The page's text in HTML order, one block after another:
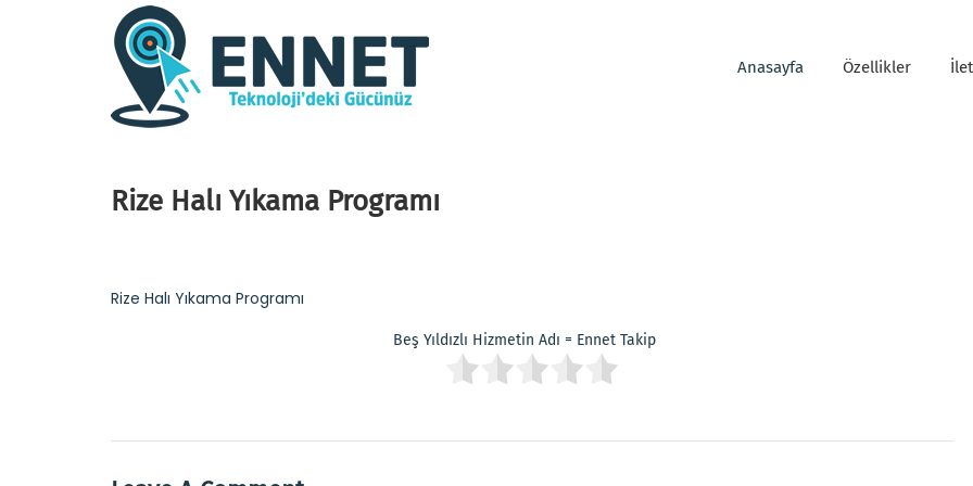
Anasayfa Özellikler
Rize Halı Yıkama Programı
Rize Halı Yıkama Programı
Beş Yıldızlı Hizmetin Adı = Ennet Takip